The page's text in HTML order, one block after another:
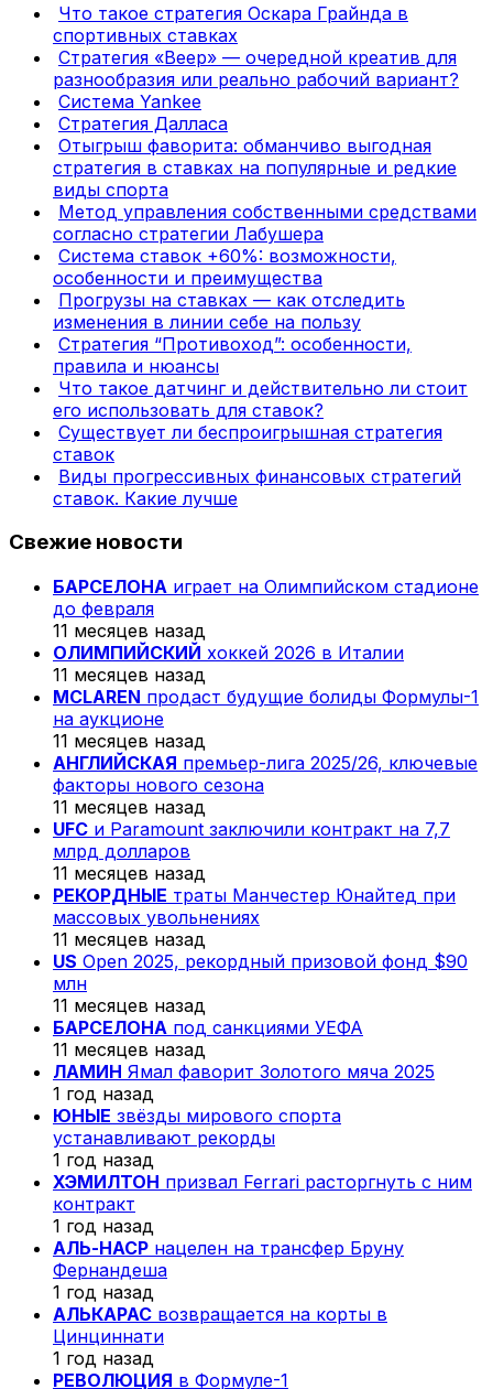
Что такое стратегия Оскара Грайнда в
спортивных ставках
Стратегия «Веер» — очередной креатив для
разнообразия или реально рабочий вариант?
Система Yankee
Стратегия Далласа
Отыгрыш фаворита: обманчиво выгодная
стратегия в ставках на популярные и редкие
виды спорта
Метод управления собственными средствами
согласно стратегии Лабушера
Система ставок +60%: возможности,
особенности и преимущества
Прогрузы на ставках — как отследить
изменения в линии себе на пользу
Стратегия “Противоход”: особенности,
правила и нюансы
Что такое датчинг и действительно ли стоит
его использовать для ставок?
Существует ли беспроигрышная стратегия
ставок
Виды прогрессивных финансовых стратегий
ставок. Какие лучше
Свежие новости
БАРСЕЛОНА играет на Олимпийском стадионе
до февраля
11 месяцев назад
ОЛИМПИЙСКИЙ хоккей 2026 в Италии
11 месяцев назад
MCLAREN продаст будущие болиды Формулы-1
на аукционе
11 месяцев назад
АНГЛИЙСКАЯ премьер-лига 2025/26, ключевые
факторы нового сезона
11 месяцев назад
UFC и Paramount заключили контракт на 7,7
млрд долларов
11 месяцев назад
РЕКОРДНЫЕ траты Манчестер Юнайтед при
массовых увольнениях
11 месяцев назад
US Open 2025, рекордный призовой фонд $90
млн
11 месяцев назад
БАРСЕЛОНА под санкциями УЕФА
11 месяцев назад
ЛАМИН Ямал фаворит Золотого мяча 2025
1 год назад
ЮНЫЕ звёзды мирового спорта
устанавливают рекорды
1 год назад
ХЭМИЛТОН призвал Ferrari расторгнуть с ним
контракт
1 год назад
АЛЬ-НАСР нацелен на трансфер Бруну
Фернандеша
1 год назад
АЛЬКАРАС возвращается на корты в
Цинциннати
1 год назад
РЕВОЛЮЦИЯ в Формуле-1